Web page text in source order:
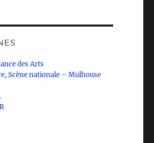
des Arts
Scène nationale – Mulhouse